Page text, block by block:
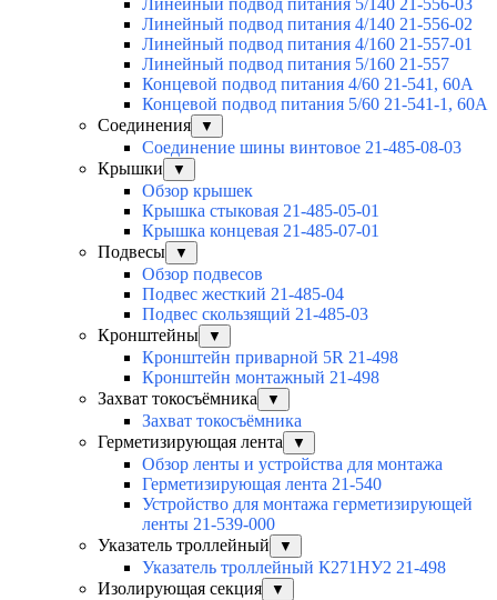
Линейный подвод питания 5/140 21-556-03
Линейный подвод питания 4/140 21-556-02
Линейный подвод питания 4/160 21-557-01
Линейный подвод питания 5/160 21-557
Концевой подвод питания 4/60 21-541, 60А
Концевой подвод питания 5/60 21-541-1, 60А
Соединения
▼
Соединение шины винтовое 21-485-08-03
Крышки
▼
Обзор крышек
Крышка стыковая 21-485-05-01
Крышка концевая 21-485-07-01
Подвесы
▼
Обзор подвесов
Подвес жесткий 21-485-04
Подвес скользящий 21-485-03
Кронштейны
▼
Кронштейн приварной 5R 21-498
Кронштейн монтажный 21-498
Захват токосъёмника
▼
Захват токосъёмника
Герметизирующая лента
▼
Обзор ленты и устройства для монтажа
Герметизирующая лента 21-540
Устройство для монтажа герметизирующей
ленты 21-539-000
Указатель троллейный
▼
Указатель троллейный К271НУ2 21-498
Изолирующая секция
▼